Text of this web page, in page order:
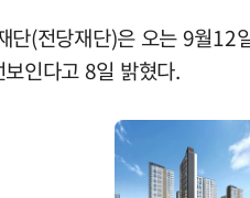
(전당재단)은 오는 9월
인다고 8일 밝혔다.